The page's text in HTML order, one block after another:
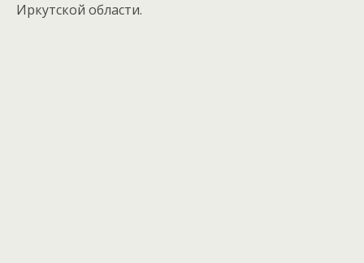
Иркутской области.